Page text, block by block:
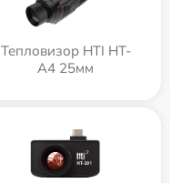
Тепловизор HTI HT-
A4 25мм